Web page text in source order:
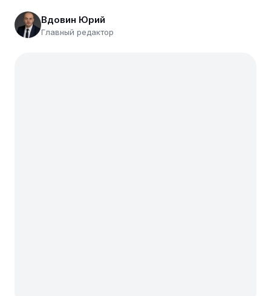
Вдовин Юрий
Главный редактор